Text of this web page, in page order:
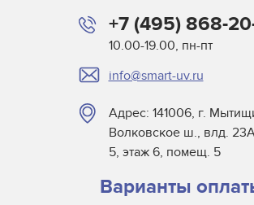
+7 (495) 868-
10.00-19.00, пн-пт
info@smart-uv.ru
Адрес: 141006, г.
Волковское ш., влд.
5, этаж 6, помещ. 5
Варианты